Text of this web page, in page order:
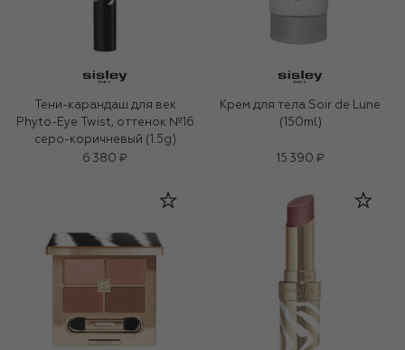
Тени-карандаш для век
Phyto-Eye Twist, оттенок №16
серо-коричневый (1.5g)
6 380 ₽
Крем для тела Soir de Lune
(150ml)
15 390 ₽